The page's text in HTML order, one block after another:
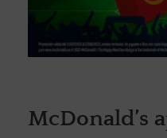
McDonald’s